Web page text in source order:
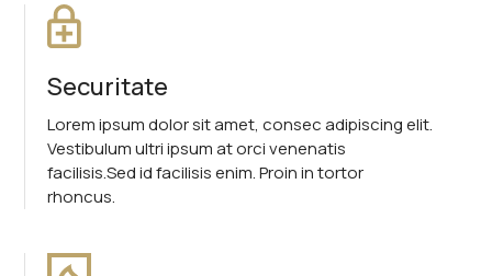
Securitate
Lorem ipsum dolor sit amet, consec adipiscing elit.
Vestibulum ultri ipsum at orci venenatis
facilisis.Sed id facilisis enim. Proin in tortor
rhoncus.